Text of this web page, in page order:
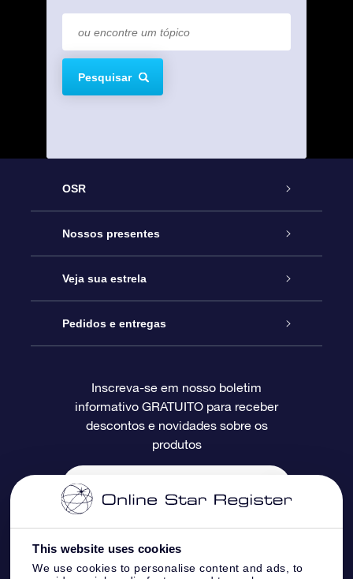
This website uses cookies
We use cookies to personalise content and ads, to
Pesquisar
OSR
Serviço
Entre em contato conosco
Blog
Avaliações
Nossos presentes
Presente estrelar on-line
Pacote de presente da OSR
O cartão de presente da OSR
Presentes corporativos
Veja sua estrela
Star Register
Página estelar personalizada
Um Milhão de Estrelas
OSR Starsaver
Aplicativo RV Fly me to the stars
Pedidos e entregas
Informações de pagamento
Política de devolução
Constelações
Inscreva-se em nosso boletim
informativo GRATUITO para receber
descontos e novidades sobre os
produtos